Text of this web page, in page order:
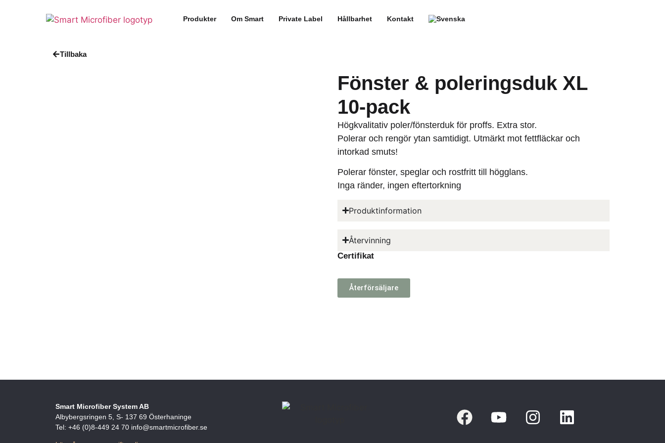
Produkter Om Smart Private Label Hållbarhet Kontakt
Tillbaka
Fönster & poleringsduk XL
10-pack
Högkvalitativ poler/fönsterduk för proffs. Extra stor.
Polerar och rengör ytan samtidigt. Utmärkt mot fettfläckar och
intorkad smuts!
Polerar fönster, speglar och rostfritt till högglans.
Inga ränder, ingen eftertorkning
Produktinformation
Återvinning
Certifikat
Återförsäljare
Smart Microfiber System AB
Albybergsringen 5, S- 137 69 Österhaninge
Tel: +46 (0)8-449 24 70 info@smartmicrofiber.se